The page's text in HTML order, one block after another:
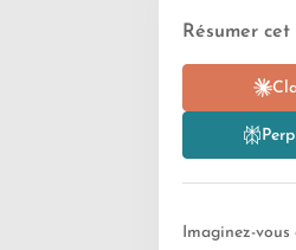
Résumer
Imaginez-